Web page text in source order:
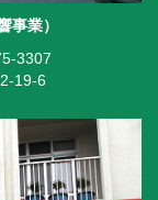
事業）
3307
19-6